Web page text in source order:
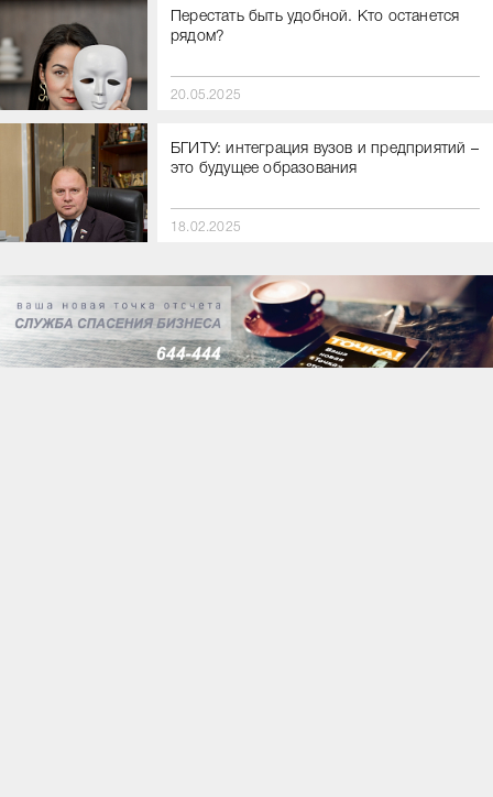
Перестать быть удобной. Кто останется
рядом?
20.05.2025
БГИТУ: интеграция вузов и предприятий –
это будущее образования
18.02.2025